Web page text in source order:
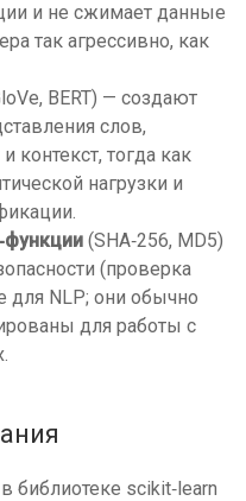
и не сжимает данные
так агрессивно, как
BERT) — создают
слов,
контекст, тогда как
нагрузки и
(SHA‑256, MD5)
(проверка
для NLP; они обычно
для работы с
библиотеке scikit‑learn